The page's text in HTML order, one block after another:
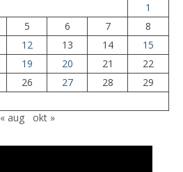
1
5 6 7
8
12 13 14
15
19 20 21
22
26 27 28
29
« aug
okt »